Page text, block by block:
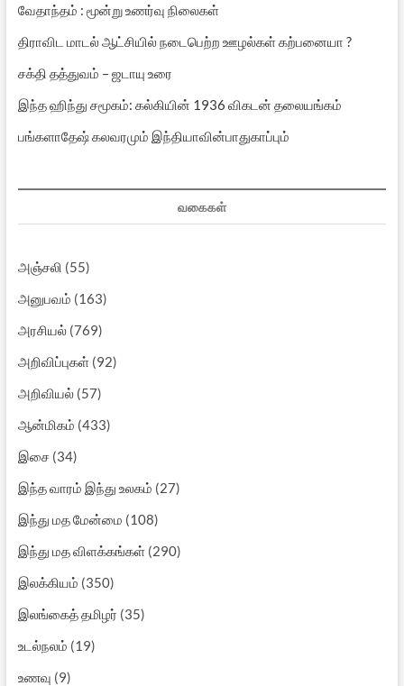
வேதாந்தம் : மூன்று உணர்வு நிலைகள்
திராவிட மாடல் ஆட்சியில் நடைபெற்ற ஊழல்கள் கற்பனையா ?
சக்தி தத்துவம் – ஜடாயு உரை
இந்த ஹிந்து சமூகம்: கல்கியின் 1936 விகடன் தலையங்கம்
பங்களாதேஷ் கலவரமும் இந்தியாவின்பாதுகாப்பும்
வகைகள்
அஞ்சலி (55)
அனுபவம் (163)
அரசியல்(769)
அறிவிப்புகள்(92)
அறிவியல்(57)
ஆன்மிகம் (433)
இசை(34)
இந்த வாரம் இந்து உலகம் (27)
இந்து மத மேன்மை (108)
இந்து மத விளக்கங்கள்(290)
இலக்கியம் (350)
இலங்கைத் தமிழர் (35)
உடல்நலம் (19)
உணவு (9)